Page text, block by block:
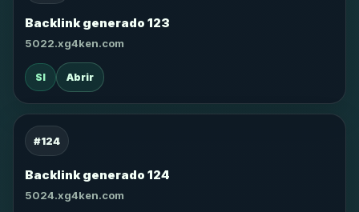
Backlink generado 123
5022.xg4ken.com
SI Abrir
#124
Backlink generado 124
5024.xg4ken.com